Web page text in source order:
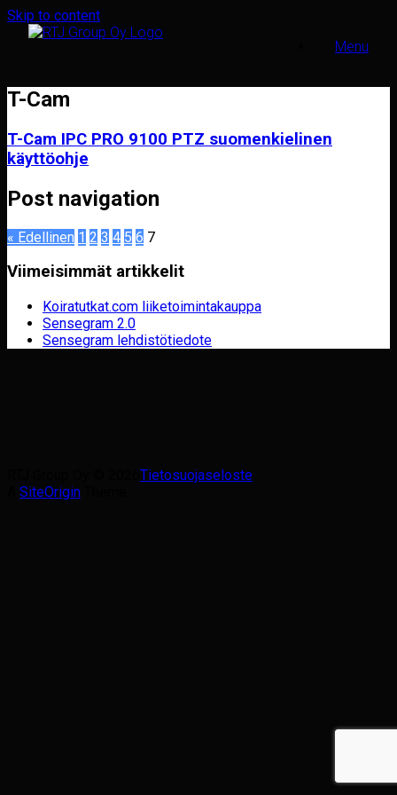
Skip to content
Menu
T-Cam
T-Cam IPC PRO 9100 PTZ suomenkielinen
käyttöohje
Post navigation
« Edellinen 1 2 3 4 5 6 7
Viimeisimmät artikkelit
Koiratutkat.com liiketoimintakauppa
Sensegram 2.0
Sensegram lehdistötiedote
Tietosuojaseloste
SiteOrigin